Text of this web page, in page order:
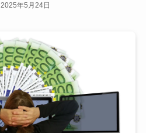
2025年5月24日